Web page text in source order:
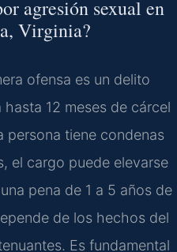
agresión sexual en
Virginia?
ofensa es un delito
12 meses de cárcel
persona tiene condenas
el cargo puede elevarse
pena de 1 a 5 años de
de los hechos del
Es fundamental